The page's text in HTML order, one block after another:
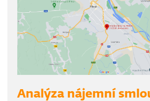
Analýza nájemní